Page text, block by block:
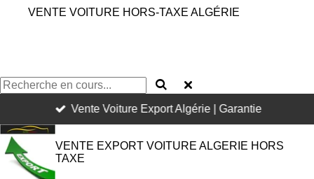
VENTE VOITURE HORS-TAXE ALGÉRIE
Vente Voiture Export Algérie | Garantie
VENTE EXPORT VOITURE ALGERIE HORS
TAXE